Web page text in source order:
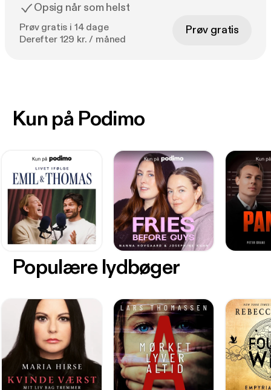
Opsig når som helst
Prøv gratis i 14 dage
Derefter 129 kr. / måned
Prøv gratis
Kun på Podimo
Populære lydbøger